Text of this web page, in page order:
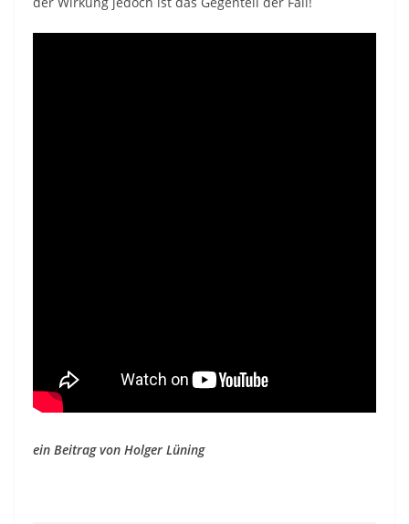
ein Beitrag von Holger Lüning